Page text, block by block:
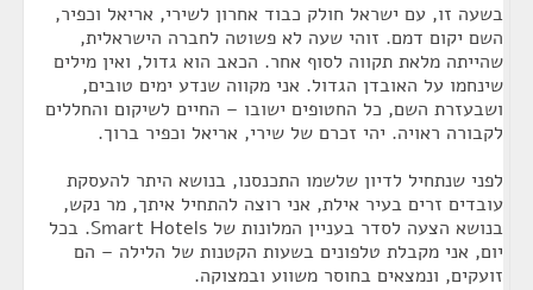
בשעה זו, עם ישראל חולק כבוד אחרון לשירי, אריאל וכפיר,
השם יקום דמם. זוהי שעה לא פשוטה לחברה הישראלית,
שהייתה מלאת תקווה לסוף אחר. הכאב הוא גדול, ואין מילים
שינחמו על האובדן הגדול. אני מקווה שנדע ימים טובים,
ושבעזרת השם, כל החטופים ישובו – החיים לשיקום והחללים
לקבורה ראויה. יהי זכרם של שירי, אריאל וכפיר ברוך.
לפני שנתחיל לדיון שלשמו התכנסנו, בנושא היתר להעסקת
עובדים זרים בעיר אילת, אני רוצה להתחיל איתך, מר נקש,
בנושא הצעה לסדר בעניין המלונות של Smart Hotels. בכל
יום, אני מקבלת טלפונים בשעות הקטנות של הלילה – הם
זועקים, ונמצאים בחוסר משווע ובמצוקה.